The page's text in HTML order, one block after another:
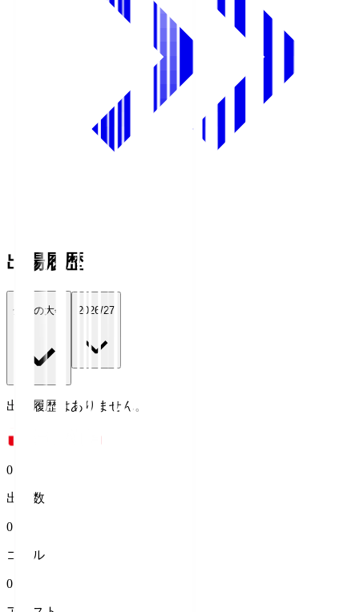
出場履歴
全ての大会 2026/27
出場履歴はありません。
0
出場数
0
ゴール
0